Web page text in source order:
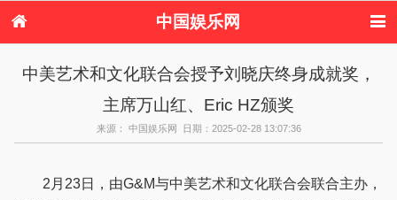
中国娱乐网
港台娱乐
日本娱乐 韩国娱乐
欧美娱乐
音乐新闻 影视新闻
港台明星八卦
日本韩国明星
欧美明星八卦
中美艺术和文化联合会授予刘晓庆终身成就奖，
主席万山红、Eric HZ颁奖
来源： 中国娱乐网 日期：2025-02-28 13:07:36
2月23日，由G&M与中美艺术和文化联合会联合主办，